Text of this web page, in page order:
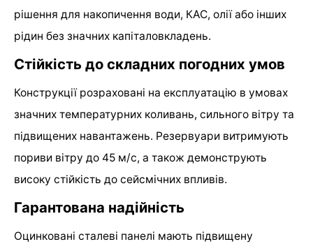
рішення для накопичення води, КАС, олії або інших
рідин без значних капіталовкладень.
Стійкість до складних погодних умов
Конструкції розраховані на експлуатацію в умовах
значних температурних коливань, сильного вітру та
підвищених навантажень. Резервуари витримують
пориви вітру до 45 м/с, а також демонструють
високу стійкість до сейсмічних впливів.
Гарантована надійність
Оцинковані сталеві панелі мають підвищену